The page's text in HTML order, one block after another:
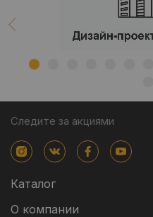
Следите за акциями
Каталог
О компании